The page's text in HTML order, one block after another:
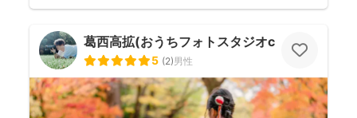
葛西高拡(おうちフォトスタジオcocofilm)
5 (2)男性